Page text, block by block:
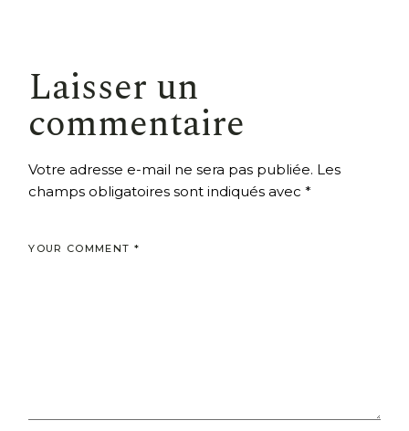
Laisser un
commentaire
Votre adresse e-mail ne sera pas publiée. Les
champs obligatoires sont indiqués avec*